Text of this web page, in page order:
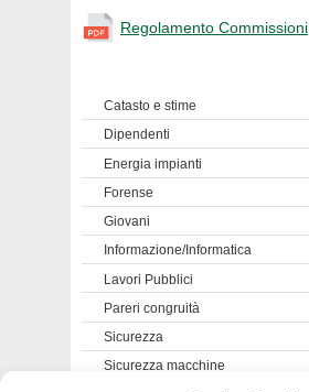
Regolamento Commissioni
Catasto e stime
Dipendenti
Energia impianti
Forense
Giovani
Informazione/Informatica
Lavori Pubblici
Pareri congruità
Sicurezza
Sicurezza macchine